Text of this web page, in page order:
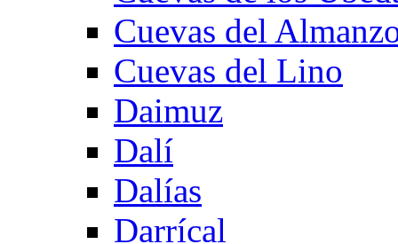
Cuevas del
Cuevas del Lino
Daimuz
Dalí
Dalías
Darrícal